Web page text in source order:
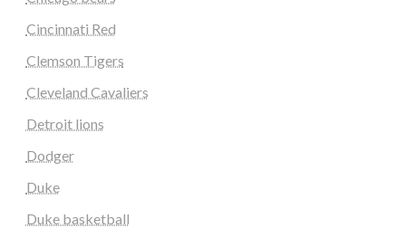
Cincinnati Red
Clemson Tigers
Cleveland Cavaliers
Detroit lions
Dodger
Duke
Duke basketball